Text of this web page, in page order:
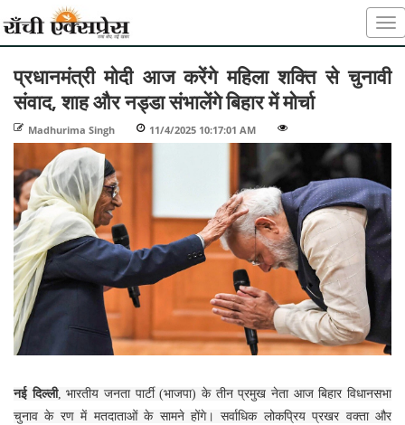
प्रधानमंत्री मोदी आज करेंगे महिला शक्ति से चुनावी
संवाद, शाह और नड्डा संभालेंगे बिहार में मोर्चा
Madhurima Singh 11/4/2025 10:17:01 AM
नई दिल्ली, भारतीय जनता पार्टी (भाजपा) के तीन प्रमुख नेता आज बिहार विधानसभा
चुनाव के रण में मतदाताओं के सामने होंगे। सर्वाधिक लोकप्रिय प्रखर वक्ता और